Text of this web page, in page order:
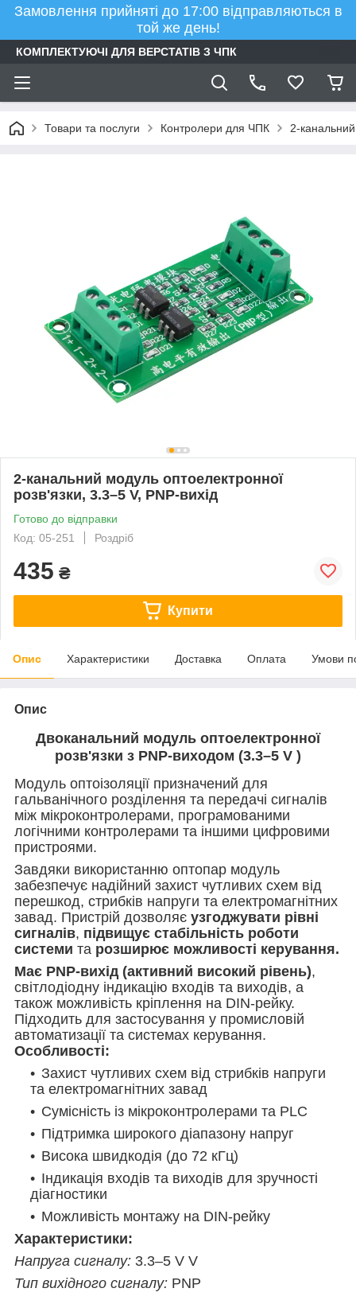
Замовлення прийняті до 17:00 відправляються в
той же день!
КОМПЛЕКТУЮЧІ ДЛЯ ВЕРСТАТІВ З ЧПК
Товари та послуги Контролери для ЧПК 2-
2-канальний модуль оптоелектронної
розв'язки, 3.3–5 V, PNP-вихід
Готово до відправки
Код: 05-251
Роздріб
435 ₴
Купити
Опис Характеристики Доставка Оплата Умови
Опис
Двоканальний модуль оптоелектронної
розв'язки з PNP-виходом (3.3–5 V )
Модуль оптоізоляції призначений для
гальванічного розділення та передачі сигналів
між мікроконтролерами, програмованими
логічними контролерами та іншими цифровими
пристроями.
Завдяки використанню оптопар модуль
забезпечує надійний захист чутливих схем від
перешкод, стрибків напруги та електромагнітних
завад. Пристрій дозволяє узгоджувати рівні
сигналів, підвищує стабільність роботи
системи та розширює можливості керування.
Має PNP-вихід (активний високий рівень),
світлодіодну індикацію входів та виходів, а
також можливість кріплення на DIN-рейку.
Підходить для застосування у промисловій
автоматизації та системах керування.
Особливості:
Захист чутливих схем від стрибків напруги
та електромагнітних завад
Сумісність із мікроконтролерами та PLC
Підтримка широкого діапазону напруг
Висока швидкодія (до 72 кГц)
Індикація входів та виходів для зручності
діагностики
Можливість монтажу на DIN-рейку
Характеристики:
Напруга сигналу: 3.3–5 V V
Тип вихідного сигналу: PNP